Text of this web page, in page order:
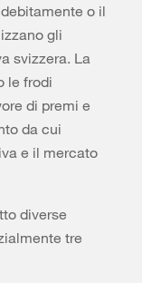
o il
gli
svizzera. La
le frodi
di premi e
da cui
e il mercato
diverse
tre